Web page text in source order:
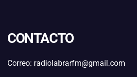
CONTACTO
Correo: radiolabrarfm@gmail.com